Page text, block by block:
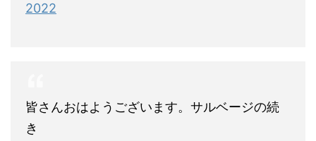
2022
皆さんおはようございます。サルベージの続
き